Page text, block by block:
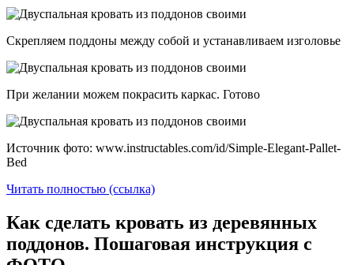
Скрепляем поддоны между собой и устанавливаем изголовье
При желании можем покрасить каркас. Готово
Источник фото: www.instructables.com/id/Simple-Elegant-Pallet-
Bed
Читать полностью (ссылка)
Как сделать кровать из деревянных
поддонов. Пошаговая инструкция с